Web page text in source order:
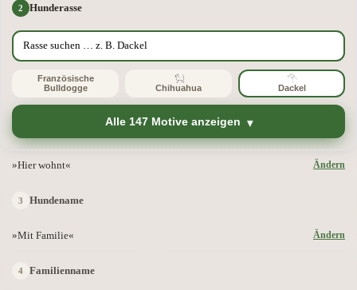
Hunderasse
Französische
Bulldogge
Chihuahua Dackel
Alle 147 Motive anzeigen
»Hier wohnt« Ändern
Hundename
»Mit Familie« Ändern
Familienname